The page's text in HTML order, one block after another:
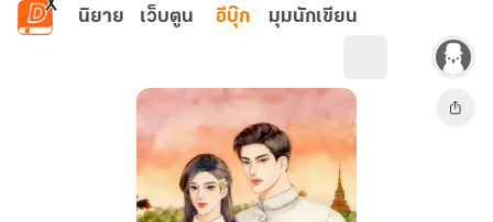
ข้ามไปยังเนื้อหาหลัก
นิยาย เว็บตูน อีบุ๊ก มุมนักเขียน